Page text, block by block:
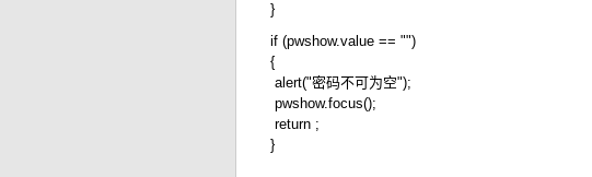
}
if (pwshow.value == "")
{
alert("密码不可为空");
pwshow.focus();
return ;
}